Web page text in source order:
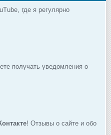
где я регулярно
получать уведомления о
! Отзывы о сайте и обо